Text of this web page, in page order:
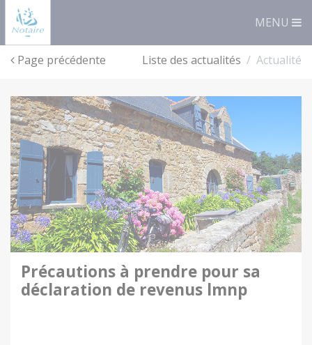
MENU
Page précédente Liste des actualités Actualité
précautions à prendre pour sa
déclaration de revenus lmnp
Panneau de gestion des cookies